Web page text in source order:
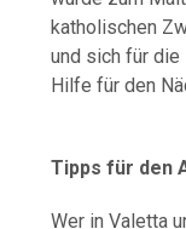
katholischen
und sich für die
Hilfe für den
Tipps für den
Wer in Valetta